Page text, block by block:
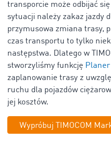
transporcie może odbijać
sytuacji należy zakaz jazdy
przymusowa zmiana trasy,
czas transportu to tylko
następstwa. Dlatego w
stworzyliśmy funkcję
zaplanowanie trasy z
ruchu dla pojazdów
jej kosztów.
Wypróbuj TIMOCOM